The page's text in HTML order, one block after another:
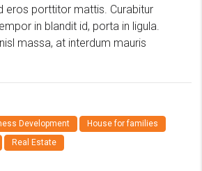
eros porttitor mattis. Curabitur
in blandit id, porta in ligula.
massa, at interdum mauris
Development
House for families
Real Estate